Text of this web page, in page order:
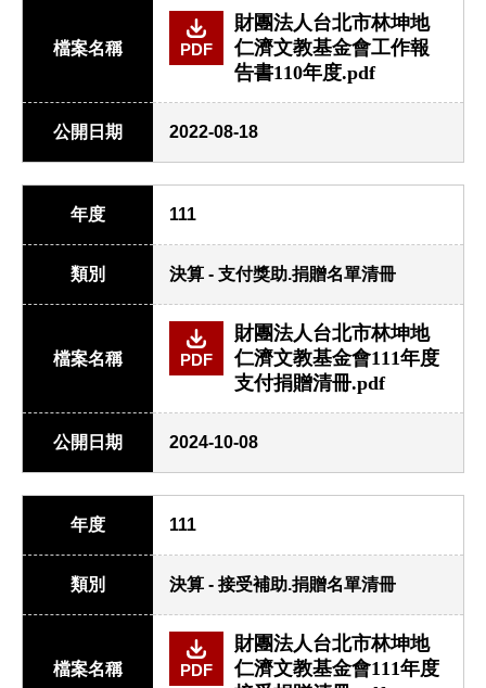
檔案名稱 PDF
財團法人台北市林坤地
仁濟文教基金會工作報
告書110年度.pdf
公開日期 2022-08-18
年度 111
類別 決算 - 支付獎助.捐贈名單清冊
檔案名稱 PDF
財團法人台北市林坤地
仁濟文教基金會111年度
支付捐贈清冊.pdf
公開日期 2024-10-08
年度 111
類別 決算 - 接受補助.捐贈名單清冊
檔案名稱 PDF
財團法人台北市林坤地
仁濟文教基金會111年度